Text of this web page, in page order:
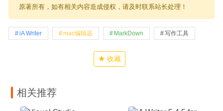
原著所有，如有相关内容造成侵权，请及时联系站长处理！
iA Writer mac编辑器 MarkDown 写作工具
收藏
相关推荐